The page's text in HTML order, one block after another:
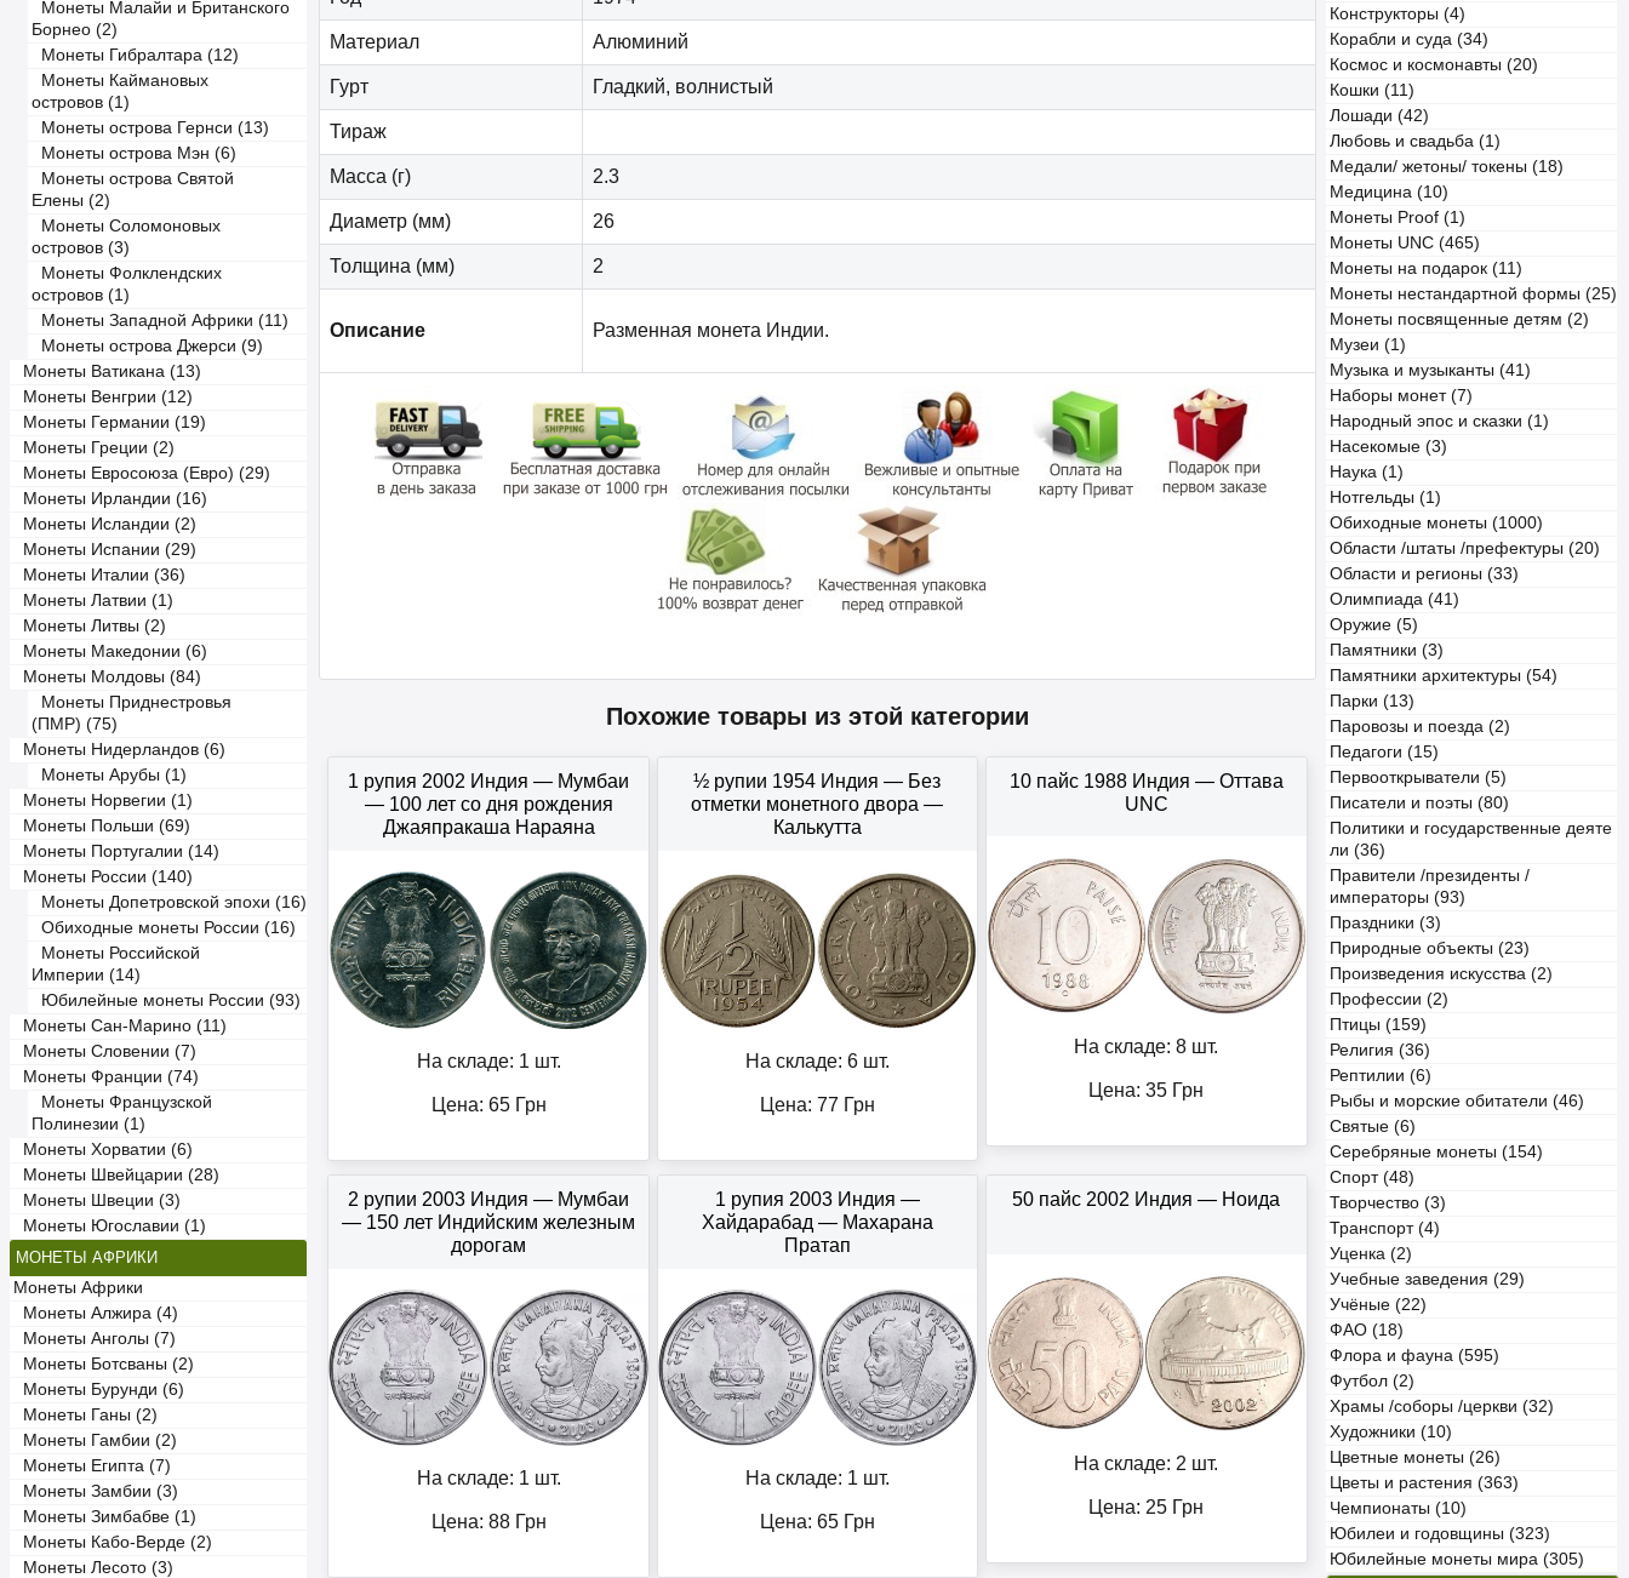
Монеты Малайи и Британского
Борнео (2)
Монеты Гибралтара (12)
Монеты Каймановых
островов (1)
Монеты острова Гернси (13)
Монеты острова Мэн (6)
Монеты острова Святой
Елены (2)
Монеты Соломоновых
островов (3)
Монеты Фолклендских
островов (1)
Монеты Западной Африки (11)
Монеты острова Джерси (9)
Монеты Ватикана (13)
Монеты Венгрии (12)
Монеты Германии (19)
Монеты Греции (2)
Монеты Евросоюза (Евро) (29)
Монеты Ирландии (16)
Монеты Исландии (2)
Монеты Испании (29)
Монеты Италии (36)
Монеты Латвии (1)
Монеты Литвы (2)
Монеты Македонии (6)
Монеты Молдовы (84)
Монеты Приднестровья
(ПМР) (75)
Монеты Нидерландов (6)
Монеты Арубы (1)
Монеты Норвегии (1)
Монеты Польши (69)
Монеты Португалии (14)
Монеты России (140)
Монеты Допетровской эпохи (16)
Обиходные монеты России (16)
Монеты Российской
Империи (14)
Юбилейные монеты России (93)
Монеты Сан-Марино (11)
Монеты Словении (7)
Монеты Франции (74)
Монеты Французской
Полинезии (1)
Монеты Хорватии (6)
Монеты Швейцарии (28)
Монеты Швеции (3)
Монеты Югославии (1)
МОНЕТЫ АФРИКИ
Монеты Африки
Монеты Алжира (4)
Монеты Анголы (7)
Монеты Ботсваны (2)
Монеты Бурунди (6)
Монеты Ганы (2)
Монеты Гамбии (2)
Монеты Египта (7)
Монеты Замбии (3)
Монеты Зимбабве (1)
Монеты Кабо-Верде (2)
Монеты Лесото (3)
Конструкторы (4)
Корабли и суда (34)
Космос и космонавты (20)
Кошки (11)
Лошади (42)
Любовь и свадьба (1)
Медали/ жетоны/ токены (18)
Медицина (10)
Монеты Proof (1)
Монеты UNC (465)
Монеты на подарок (11)
Монеты нестандартной формы (25)
Монеты посвященные детям (2)
Музеи (1)
Музыка и музыканты (41)
Наборы монет (7)
Народный эпос и сказки (1)
Насекомые (3)
Наука (1)
Нотгельды (1)
Обиходные монеты (1000)
Области /штаты /префектуры (20)
Области и регионы (33)
Олимпиада (41)
Оружие (5)
Памятники (3)
Памятники архитектуры (54)
Парки (13)
Паровозы и поезда (2)
Педагоги (15)
Первооткрыватели (5)
Писатели и поэты (80)
Политики и государственные деяте
ли (36)
Правители /президенты /
императоры (93)
Праздники (3)
Природные объекты (23)
Произведения искусства (2)
Профессии (2)
Птицы (159)
Религия (36)
Рептилии (6)
Рыбы и морские обитатели (46)
Святые (6)
Серебряные монеты (154)
Спорт (48)
Творчество (3)
Транспорт (4)
Уценка (2)
Учебные заведения (29)
Учёные (22)
ФАО (18)
Флора и фауна (595)
Футбол (2)
Храмы /соборы /церкви (32)
Художники (10)
Цветные монеты (26)
Цветы и растения (363)
Чемпионаты (10)
Юбилеи и годовщины (323)
Юбилейные монеты мира (305)
Материал Алюминий
Гурт Гладкий, волнистый
Тираж
Масса (г) 2.3
Диаметр (мм) 26
Толщина (мм) 2
Описание Разменная монета Индии.
Похожие товары из этой категории
1 рупия 2002 Индия — Мумбаи
— 100 лет со дня рождения
Джаяпракаша Нараяна
На складе: 1 шт.
Цена: 65Грн
½ рупии 1954 Индия — Без
отметки монетного двора —
Калькутта
На складе: 6 шт.
Цена: 77 Грн
10 пайс 1988 Индия — Оттава
UNC
На складе: 8 шт.
Цена:35 Грн
2 рупии 2003 Индия — Мумбаи
— 150 лет Индийским железным
дорогам
На складе: 1 шт.
Цена: 88Грн
1 рупия 2003 Индия —
Хайдарабад — Махарана
Пратап
На складе: 1 шт.
Цена: 65Грн
50 пайс 2002 Индия — Ноида
На складе: 2 шт.
Цена: 25 Грн